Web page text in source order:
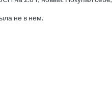
не в нем.